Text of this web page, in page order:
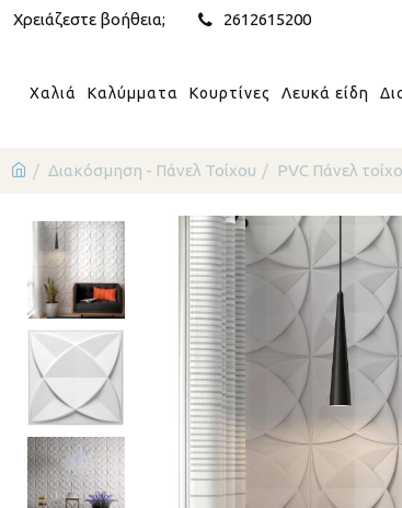
Χρειάζεστε βοήθεια; 2612615200
Χαλιά Καλύμματα Κουρτίνες Λευκά είδη
Διακόσμηση - Πάνελ Τοίχου PVC Πάνελ